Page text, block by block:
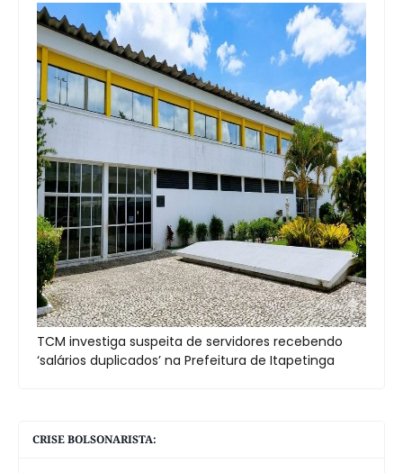
TCM investiga suspeita de servidores recebendo
‘salários duplicados’ na Prefeitura de Itapetinga
CRISE BOLSONARISTA: